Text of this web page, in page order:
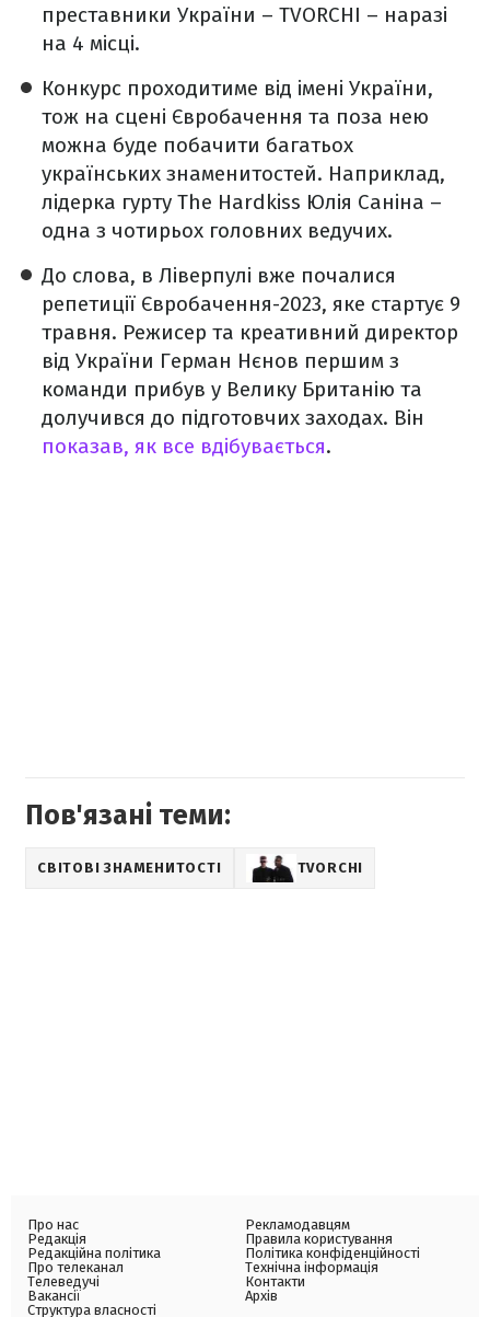
преставники України – TVORCHI – наразі
на 4 місці.
Конкурс проходитиме від імені України,
тож на сцені Євробачення та поза нею
можна буде побачити багатьох
українських знаменитостей. Наприклад,
лідерка гурту The Hardkiss Юлія Саніна –
одна з чотирьох головних ведучих.
До слова, в Ліверпулі вже почалися
репетиції Євробачення-2023, яке стартує 9
травня. Режисер та креативний директор
від України Герман Нєнов першим з
команди прибув у Велику Британію та
долучився до підготовчих заходах. Він
показав, як все вдібувається.
Пов'язані теми:
СВІТОВІ ЗНАМЕНИТОСТІ TVORCHI
Про нас
Редакція
Редакційна політика
Про телеканал
Телеведучі
Вакансії
Структура власності
Рекламодавцям
Правила користування
Політика конфіденційності
Технічна інформація
Контакти
Архів